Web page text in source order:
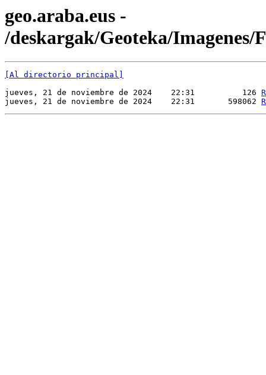
geo.araba.eus -
/deskargak/Geoteka/Imagenes/
[Al directorio principal]
jueves, 21 de noviembre de 2024    22:31          126
jueves, 21 de noviembre de 2024    22:31       598062